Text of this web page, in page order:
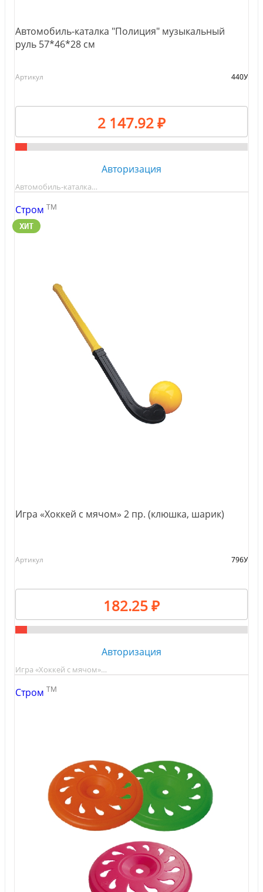
Автомобиль-каталка "Полиция" музыкальный
руль 57*46*28 см
Артикул 440У
2 147.92 ₽
Авторизация
Автомобиль-каталка…
Стром TM
ХИТ
Игра «Хоккей с мячом» 2 пр. (клюшка, шарик)
Артикул 796У
182.25 ₽
Авторизация
Игра «Хоккей с мячом»…
Стром TM